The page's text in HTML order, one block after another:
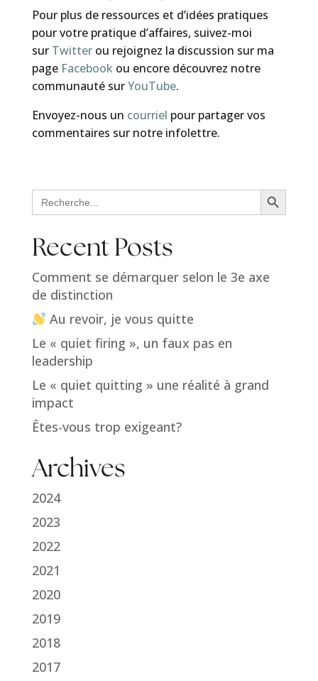
Pour plus de ressources et d’idées pratiques
pour votre pratique d’affaires, suivez-moi
sur Twitterou rejoignez la discussion sur ma
page Facebook ou encore découvrez notre
communauté surYouTube.
Envoyez-nous un courriel pour partager vos
commentaires sur notre infolettre.
Search
for:
Search Button
Recent Posts
Comment se démarquer selon le 3e axe
de distinction
Au revoir, je vous quitte
Le « quiet firing », un faux pas en
leadership
Le « quiet quitting » une réalité à grand
impact
Êtes-vous trop exigeant?
Archives
2024
2023
2022
2021
2020
2019
2018
2017